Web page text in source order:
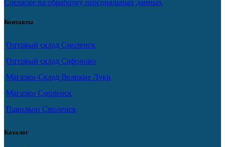
Согласие на обработку персональных данных
Контакты
Оптовый склад Смоленск
Оптовый склад Сафоново
Магазин-Склад Великие Луки
Магазин Смоленск
Павильон Смоленск
Каталог